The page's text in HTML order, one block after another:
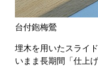
台付鉋梅鶯
埋木を用いたスライ
いまま長期間「仕上